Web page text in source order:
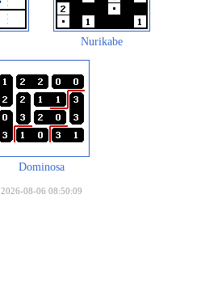
Nurikabe
Dominosa
2026-08-06 08:50:09